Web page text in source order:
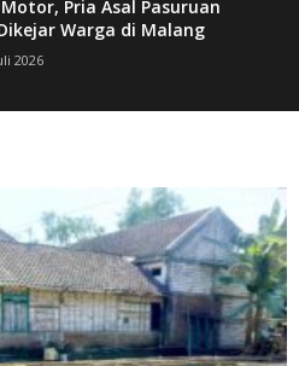
Pria Asal Pasuruan
Warga di Malang
2026